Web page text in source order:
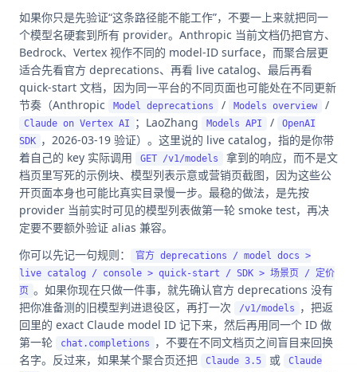
如果你只是先验证“这条路径能不能工作”，不要一上来就把同一
个模型名硬套到所有 provider。Anthropic 当前文档仍把官方、
Bedrock、Vertex 视作不同的 model-ID surface，而聚合层更
适合先看官方 deprecations、再看 live catalog、最后再看
quick-start 文档，因为同一平台的不同页面也可能处在不同更新
节奏（Anthropic
Model deprecations / Models overview /
Claude on Vertex AI ；LaoZhang Models API /
OpenAI
SDK ，2026-03-19 验证）。这里说的 live catalog，指的是你带
着自己的 key 实际调用
GET /v1/models
拿到的响应，而不是文
档页里写死的示例块、模型列表示意或营销页截图，因为这些公
开页面本身也可能比真实目录慢一步。最稳的做法，是先按
provider 当前实时可见的模型列表做第一轮 smoke test，再决
定要不要额外验证 alias 兼容。
你可以先记一句规则：
官方 deprecations / model docs >
live catalog / console > quick-start / SDK > 场景页 / 定价
页 。如果你现在只做一件事，就先确认官方 deprecations 没有
把你准备测的旧模型判进退役区，再打一次
/v1/models
，把返
回里的 exact Claude model ID 记下来，然后再用同一个 ID 做
第一轮
chat.completions
，不要在不同文档页之间盲目来回换
名字。反过来，如果某个聚合页还把
Claude 3.5 或
Claude